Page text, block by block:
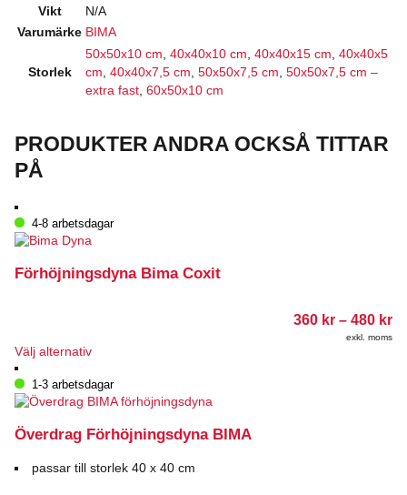
Vikt
N/A
Varumärke BIMA
Storlek
50x50x10 cm 40x40x10 cm 40x40x15 cm 40x40x5
cm 40x40x7,5 cm 50x50x7,5 cm 50x50x7,5 cm –
extra fast 60x50x10 cm
PRODUKTER ANDRA OCKSÅ TITTAR
PÅ
4-8 arbetsdagar
Förhöjningsdyna Bima Coxit
360 kr – 480 kr
exkl. moms
Välj alternativDen
produkten
har
varianter.
olika
1-3 arbetsdagar
Överdrag Förhöjningsdyna BIMA
passar till storlek 40 x 40 cm